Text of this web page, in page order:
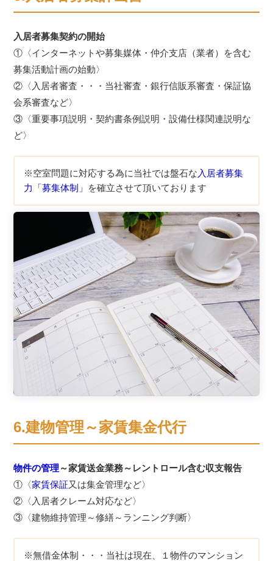
入居者募集契約の開始
①〈インターネットや募集媒体・仲介支店（業者）を含む
募集活動計画の始動〉
②〈入居者審査・・・当社審査・銀行信販系審査・保証協
会系審査など〉
③〈重要事項説明・契約書条例説明・設備仕様関連説明な
ど〉
※空室問題に対応する為に当社では盤石な 入居者募集
力「募集体制」 を確立させて頂いております
6.建物管理～家賃集金代行
物件の管理～家賃送金業務～レントロール含む収支報告
①〈家賃保証又は集金管理など〉
②〈入居者クレーム対応など〉
③〈建物維持管理～修繕～ランニング判断〉
※無借金体制・・・当社は現在、１物件のマンション